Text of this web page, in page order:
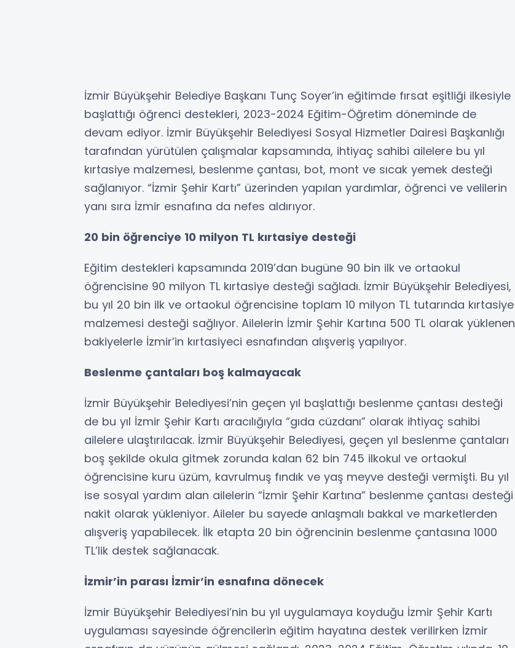
İzmir Büyükşehir Belediye Başkanı Tunç Soyer’in eğitimde fırsat eşitliği ilkesiyle
başlattığı öğrenci destekleri, 2023-2024 Eğitim-Öğretim döneminde de
devam ediyor. İzmir Büyükşehir Belediyesi Sosyal Hizmetler Dairesi Başkanlığı
tarafından yürütülen çalışmalar kapsamında, ihtiyaç sahibi ailelere bu yıl
kırtasiye malzemesi, beslenme çantası, bot, mont ve sıcak yemek desteği
sağlanıyor. “İzmir Şehir Kartı” üzerinden yapılan yardımlar, öğrenci ve velilerin
yanı sıra İzmir esnafına da nefes aldırıyor.
20 bin öğrenciye 10 milyon TL kırtasiye desteği
Eğitim destekleri kapsamında 2019’dan bugüne 90 bin ilk ve ortaokul
öğrencisine 90 milyon TL kırtasiye desteği sağladı. İzmir Büyükşehir Belediyesi,
bu yıl 20 bin ilk ve ortaokul öğrencisine toplam 10 milyon TL tutarında kırtasiye
malzemesi desteği sağlıyor. Ailelerin İzmir Şehir Kartına 500 TL olarak yüklenen
bakiyelerle İzmir’in kırtasiyeci esnafından alışveriş yapılıyor.
Beslenme çantaları boş kalmayacak
İzmir Büyükşehir Belediyesi’nin geçen yıl başlattığı beslenme çantası desteği
de bu yıl İzmir Şehir Kartı aracılığıyla “gıda cüzdanı” olarak ihtiyaç sahibi
ailelere ulaştırılacak. İzmir Büyükşehir Belediyesi, geçen yıl beslenme çantaları
boş şekilde okula gitmek zorunda kalan 62 bin 745 ilkokul ve ortaokul
öğrencisine kuru üzüm, kavrulmuş fındık ve yaş meyve desteği vermişti. Bu yıl
ise sosyal yardım alan ailelerin “İzmir Şehir Kartına” beslenme çantası desteği
nakit olarak yükleniyor. Aileler bu sayede anlaşmalı bakkal ve marketlerden
alışveriş yapabilecek. İlk etapta 20 bin öğrencinin beslenme çantasına 1000
TL’lik destek sağlanacak.
İzmir’in parası İzmir’in esnafına dönecek
İzmir Büyükşehir Belediyesi’nin bu yıl uygulamaya koyduğu İzmir Şehir Kartı
uygulaması sayesinde öğrencilerin eğitim hayatına destek verilirken İzmir